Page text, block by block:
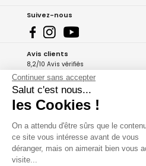
Suivez-nous
Avis clients
8,2/10 Avis vérifiés
L'Appli Phox
A propos de Phox
Services et garanties
Continuer sans accepter
Salut c'est nous...
les Cookies !
On a attendu d'être sûrs que le
ce site vous intéresse avant de vous
déranger, mais on aimerait bien vous
visite...